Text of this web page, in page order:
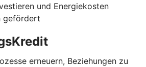
und Energiekosten
gefördert
erneuern, Beziehungen zu